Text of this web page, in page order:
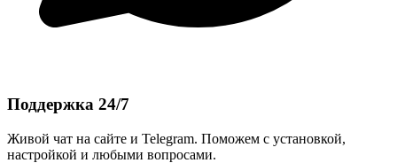
Поддержка 24/7
Живой чат на сайте и Telegram. Поможем с установкой,
настройкой и любыми вопросами.